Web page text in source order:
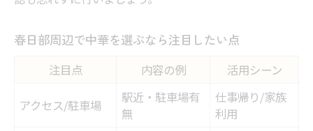
春日部周辺で中華を選ぶなら注目したい点
注目点 内容の例 活用シーン
アクセス/駐車場
駅近・駐車場有
無
仕事帰り/家族
利用